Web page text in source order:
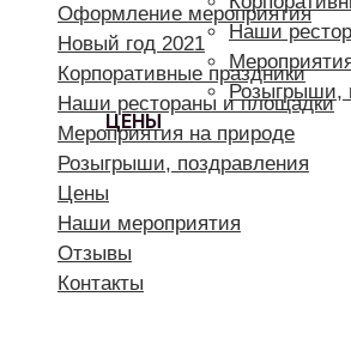
Наши
Розыгрыши,
ЦЕНЫ
Оформление мероприятия
Новый год 2021
Корпоративные праздники
Наши рестораны и площадки
Мероприятия на природе
Розыгрыши, поздравления
Цены
Наши мероприятия
Отзывы
Контакты